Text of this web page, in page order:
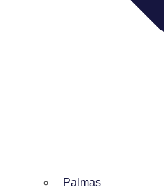
Palmas